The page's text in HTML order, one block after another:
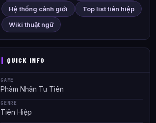
Hệ thống cảnh giới
Top list tiên hiệp
Wiki thuật ngữ
QUICK INFO
GAME
Phàm Nhân Tu Tiên
GENRE
Tiên Hiệp